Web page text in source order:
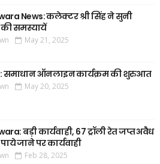
News: कलेक्टर श्री सिंह ने सुनी
समस्यायें
May 21, 2025
समाधान ऑनलाइन कार्यक्रम की शुरुआत
May 20, 2025
बड़ी कार्यवाही, 67 ट्रॉली रेत जप्त अवैध
जाने पर कार्यवाही
Feb 28, 2025